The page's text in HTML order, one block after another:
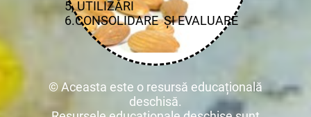
5, UTILIZĂRI
6.CONSOLIDARE ȘI EVALUARE
© Aceasta este o resursă educațională
deschisă.